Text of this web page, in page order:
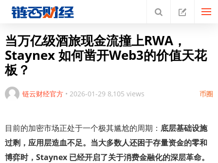
当万亿级酒旅现金流撞上RWA，
Staynex 如何凿开Web3的价值天花
板？
链云财经官方 • 2026-01-29 币圈
8,105 views
目前的加密市场正处于一个极其尴尬的周期： 底层基础设施
过剩，应用层造血不足。当大多数人还困于存量资金的零和
博弈时，Staynex 已经开启了关于消费金融化的深层革命。